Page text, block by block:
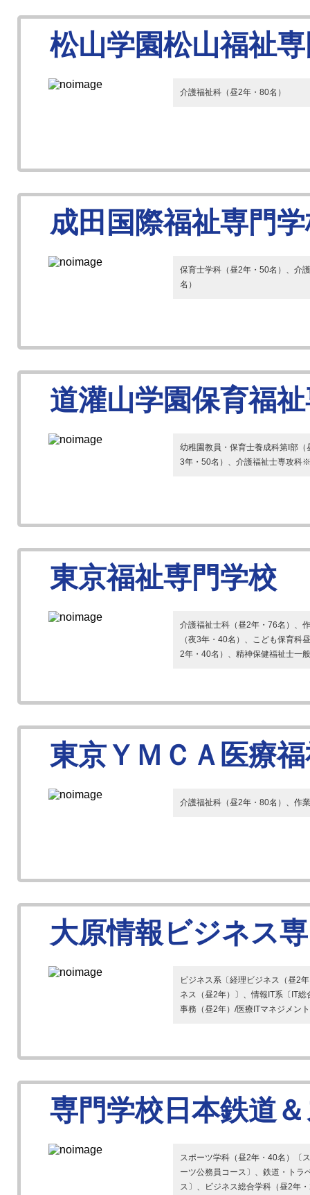
松山学園松山福祉
介護福祉科（昼2年・80名）
成田国際福祉専門
保育士学科（昼2年・50名）、介
名）
道灌山学園保育福
幼稚園教員・保育士養成科第I部
3年・50名）、介護福祉士専攻科
東京福祉専門学校
介護福祉士科（昼2年・76名）、
（夜3年・40名）、こども保育科
2年・40名）、精神保健福祉士一
東京ＹＭＣＡ医療
介護福祉科（昼2年・80名）、作
大原情報ビジネス
ビジネス系〔経理ビジネス（昼2
ネス（昼2年）〕、情報IT系〔IT
事務（昼2年）/医療ITマネジメン
専門学校日本鉄道
スポーツ学科（昼2年・40名）〔
ーツ公務員コース〕、鉄道・トラ
ス〕、ビジネス総合学科（昼2年